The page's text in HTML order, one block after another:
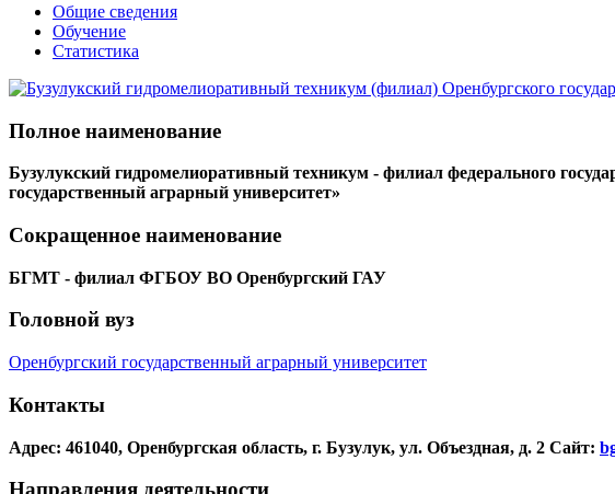
Общие сведения
Обучение
Статистика
Полное наименование
Бузулукский гидромелиоративный техникум - филиал федерального
государственный аграрный университет»
Сокращенное наименование
БГМТ - филиал ФГБОУ ВО Оренбургский ГАУ
Головной вуз
Оренбургский государственный аграрный университет
Контакты
Адрес: 461040, Оренбургская область, г. Бузулук, ул. Объездная, д. 2 Сайт: